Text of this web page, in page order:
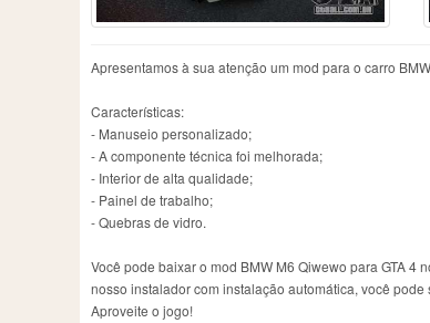
Apresentamos à sua atenção um mod para o carro
Características:
- Manuseio personalizado;
- A componente técnica foi melhorada;
- Interior de alta qualidade;
- Painel de trabalho;
- Quebras de vidro.
Você pode baixar o mod BMW M6 Qiwewo para GTA
nosso instalador com instalação automática, você
Aproveite o jogo!